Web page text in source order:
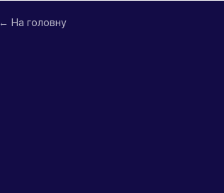
← На головну